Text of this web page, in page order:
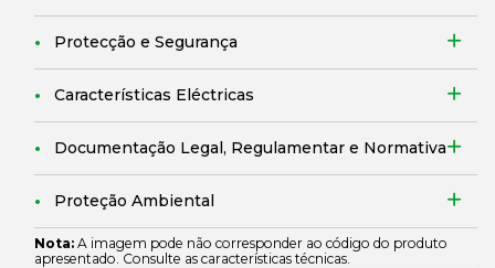
Protecção e Segurança
Características Eléctricas
Documentação Legal, Regulamentar e Normativa
Proteção Ambiental
Nota: A imagem pode não corresponder ao código do produto
apresentado. Consulte as características técnicas.